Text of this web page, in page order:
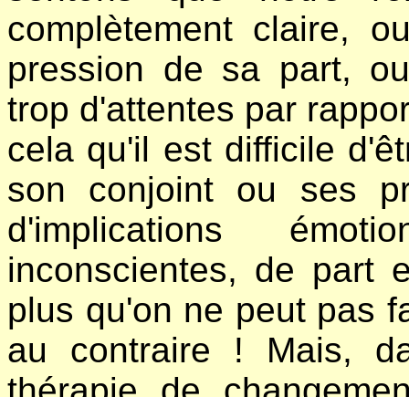
complètement claire,
pression de sa part,
trop d'attentes par
cela qu'il est difficile
son conjoint ou ses
d'implications
inconscientes, de part
plus qu'on ne peut pas
au contraire ! Mais,